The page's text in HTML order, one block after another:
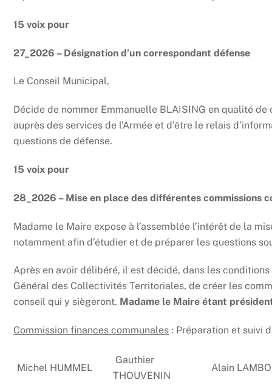
15 voix pour
27_2026 – Désignation d’un correspondant défense
Le Conseil Municipal,
Décide de nommer Emmanuelle BLAISING en qualité
auprès des services de l’Armée et d’être le relais
questions de défense.
15 voix pour
28_2026 – Mise en place des différentes commissions
Madame le Maire expose à l’assemblée l’intérêt de la
notamment afin d’étudier et de préparer les questions
Après en avoir délibéré, il est décidé, dans les
Général des Collectivités Territoriales, de créer les
conseil qui y siègeront. Madame le Maire étant
Commission finances communales : Préparation et suivi
Michel HUMMEL
Gauthier
THOUVENIN
Alain